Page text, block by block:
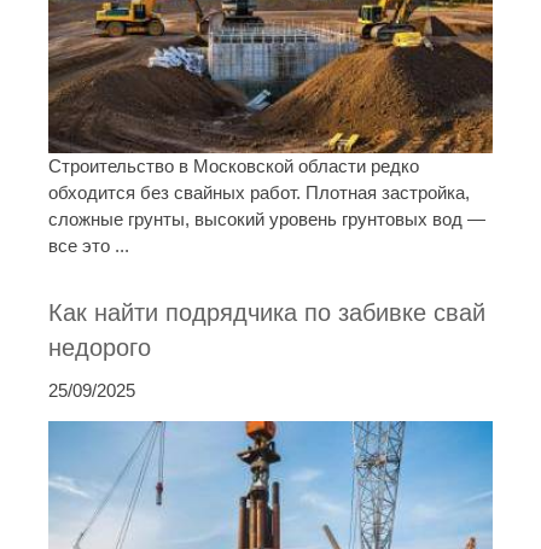
Строительство в Московской области редко
обходится без свайных работ. Плотная застройка,
сложные грунты, высокий уровень грунтовых вод —
все это ...
Как найти подрядчика по забивке свай
недорого
25/09/2025